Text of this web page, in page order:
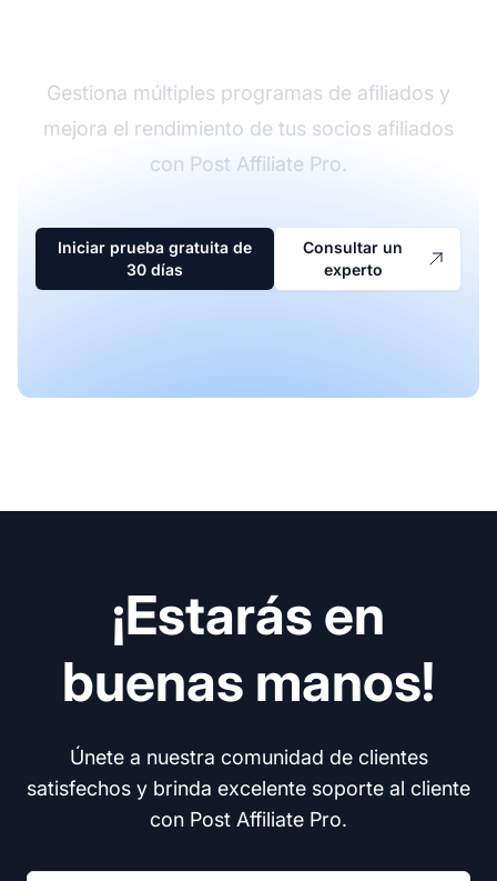
Gestiona múltiples programas de afiliados y
mejora el rendimiento de tus socios afiliados
con Post Affiliate Pro.
Iniciar prueba gratuita de
30 días
Consultar un
experto
¡Estarás en
buenas manos!
Únete a nuestra comunidad de clientes
satisfechos y brinda excelente soporte al cliente
con Post Affiliate Pro.